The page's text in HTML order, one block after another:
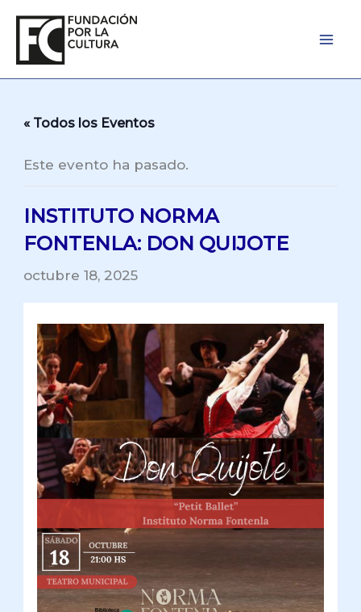
contenido
« Todos los Eventos
Este evento ha pasado.
INSTITUTO NORMA
FONTENLA: DON QUIJOTE
octubre 18, 2025